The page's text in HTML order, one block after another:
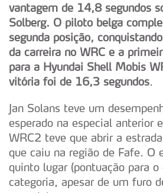
vantagem de 14,8 segundos
Solberg. O piloto belga
segunda posição,
da carreira no WRC e a
para a Hyundai Shell Mobis
vitória foi de 16,3 segundos.
Jan Solans teve um
esperado na especial anterior
WRC2 teve que abrir a
que caiu na região de Fafe. O
quinto lugar (pontuação para o
categoria, apesar de um furo